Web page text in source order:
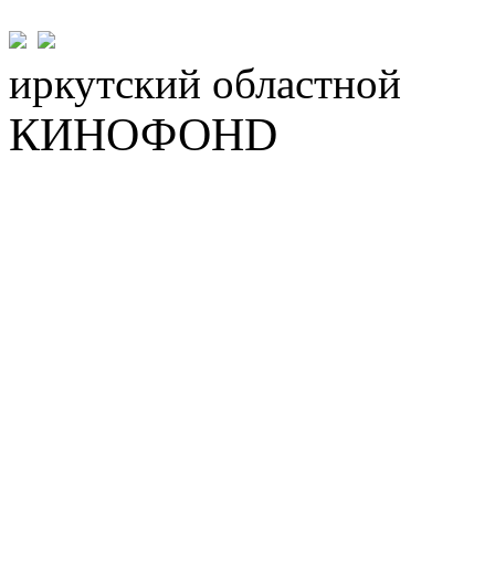
иркутский областной
КИНОФОНD